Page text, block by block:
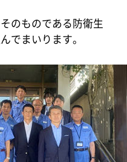
のものである防衛生
でまいります。